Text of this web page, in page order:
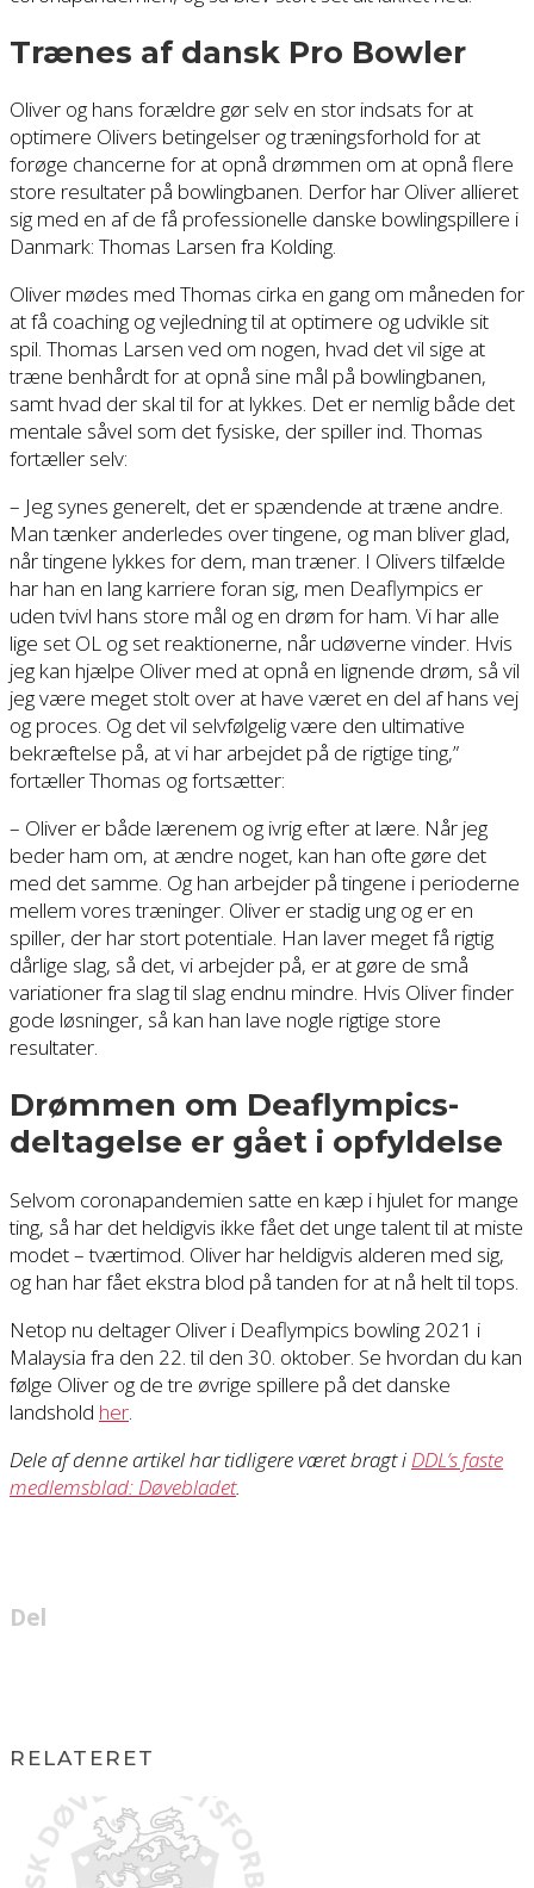
Trænes af dansk Pro Bowler
Oliver og hans forældre gør selv en stor indsats for at
optimere Olivers betingelser og træningsforhold for at
forøge chancerne for at opnå drømmen om at opnå flere
store resultater på bowlingbanen. Derfor har Oliver allieret
sig med en af de få professionelle danske bowlingspillere i
Danmark: Thomas Larsen fra Kolding.
Oliver mødes med Thomas cirka en gang om måneden for
at få coaching og vejledning til at optimere og udvikle sit
spil. Thomas Larsen ved om nogen, hvad det vil sige at
træne benhårdt for at opnå sine mål på bowlingbanen,
samt hvad der skal til for at lykkes. Det er nemlig både det
mentale såvel som det fysiske, der spiller ind. Thomas
fortæller selv:
– Jeg synes generelt, det er spændende at træne andre.
Man tænker anderledes over tingene, og man bliver glad,
når tingene lykkes for dem, man træner. I Olivers tilfælde
har han en lang karriere foran sig, men Deaflympics er
uden tvivl hans store mål og en drøm for ham. Vi har alle
lige set OL og set reaktionerne, når udøverne vinder. Hvis
jeg kan hjælpe Oliver med at opnå en lignende drøm, så vil
jeg være meget stolt over at have været en del af hans vej
og proces. Og det vil selvfølgelig være den ultimative
bekræftelse på, at vi har arbejdet på de rigtige ting,”
fortæller Thomas og fortsætter:
– Oliver er både lærenem og ivrig efter at lære. Når jeg
beder ham om, at ændre noget, kan han ofte gøre det
med det samme. Og han arbejder på tingene i perioderne
mellem vores træninger. Oliver er stadig ung og er en
spiller, der har stort potentiale. Han laver meget få rigtig
dårlige slag, så det, vi arbejder på, er at gøre de små
variationer fra slag til slag endnu mindre. Hvis Oliver finder
gode løsninger, så kan han lave nogle rigtige store
resultater.
Drømmen om Deaflympics-
deltagelse er gået i opfyldelse
Selvom coronapandemien satte en kæp i hjulet for mange
ting, så har det heldigvis ikke fået det unge talent til at miste
modet – tværtimod. Oliver har heldigvis alderen med sig,
og han har fået ekstra blod på tanden for at nå helt til tops.
Netop nu deltager Oliver i Deaflympics bowling 2021 i
Malaysia fra den 22. til den 30. oktober. Se hvordan du kan
følge Oliver og de tre øvrige spillere på det danske
landshold her
Dele af denne artikel har tidligere været bragt i DDL’s faste
medlemsblad: Døvebladet.
Del
RELATERET